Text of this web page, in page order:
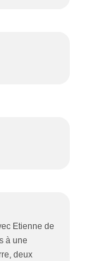
Etienne de
à une
deux